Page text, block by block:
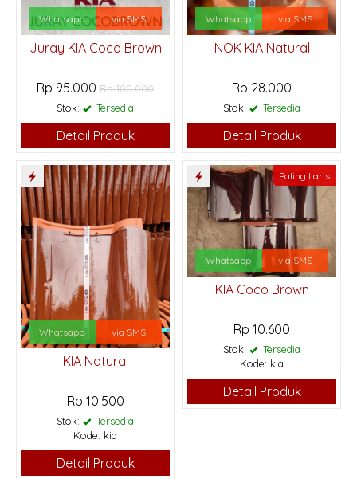
Whatsapp via SMS
Juray KIA Coco Brown
Rp 95.000 Rp 100.000
Stok:
Tersedia
Detail Produk
Whatsapp via SMS
NOK KIA Natural
Rp 28.000
Stok: Tersedia
Detail Produk
Whatsapp via SMS
KIA Natural
Rp 10.500
Stok:
Tersedia
Kode: kia
Detail Produk
Paling Laris
Whatsapp via SMS
KIA Coco Brown
Rp 10.600
Stok:
Tersedia
Kode: kia
Detail Produk